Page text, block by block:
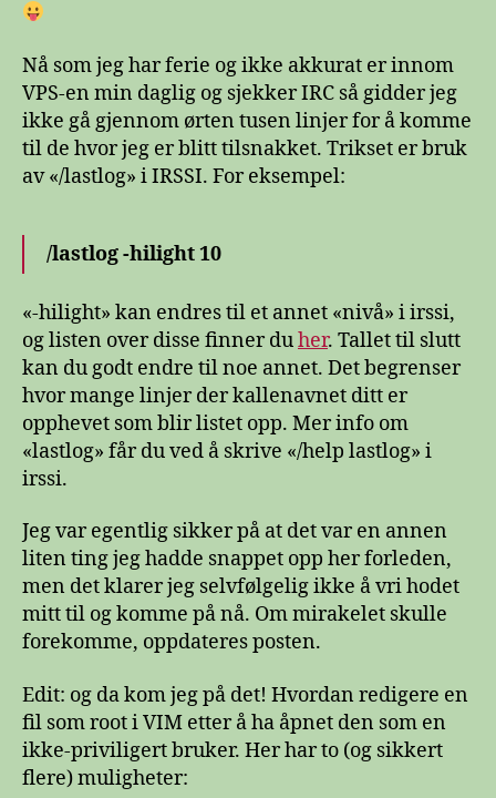
Nå som jeg har ferie og ikke akkurat er innom
VPS-en min daglig og sjekker IRC så gidder jeg
ikke gå gjennom ørten tusen linjer for å komme
til de hvor jeg er blitt tilsnakket. Trikset er bruk
av «/lastlog» i IRSSI. For eksempel:
/lastlog -hilight 10
«-hilight» kan endres til et annet «nivå» i irssi,
og listen over disse finner duher. Tallet til slutt
kan du godt endre til noe annet. Det begrenser
hvor mange linjer der kallenavnet ditt er
opphevet som blir listet opp. Mer info om
«lastlog» får du ved å skrive «/help lastlog» i
irssi.
Jeg var egentlig sikker på at det var en annen
liten ting jeg hadde snappet opp her forleden,
men det klarer jeg selvfølgelig ikke å vri hodet
mitt til og komme på nå. Om mirakelet skulle
forekomme, oppdateres posten.
Edit: og da kom jeg på det! Hvordan redigere en
fil som root i VIM etter å ha åpnet den som en
ikke-priviligert bruker. Her har to (og sikkert
flere) muligheter: